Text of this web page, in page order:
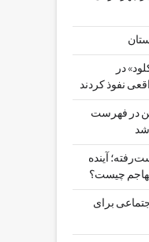
در
نفوذ کردند
در فهرست
شد
آینده
مهاجم چیست؟
برای